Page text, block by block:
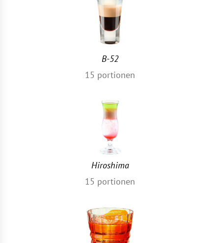
B-52
15 portionen
Hiroshima
15 portionen